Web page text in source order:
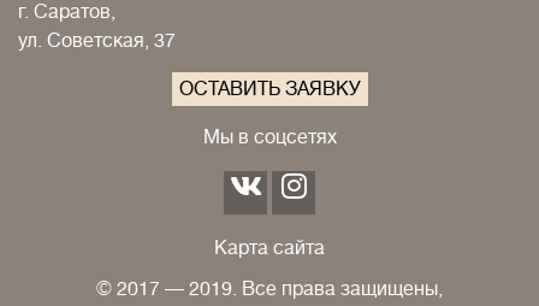
г. Саратов,
ул. Советская, 37
ОСТАВИТЬ ЗАЯВКУ
Мы в соцсетях
Карта сайта
© 2017 — 2019. Все права защищены,